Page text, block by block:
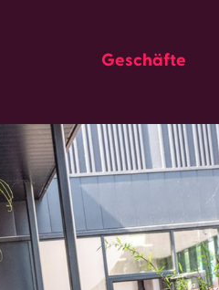
Geschäfte